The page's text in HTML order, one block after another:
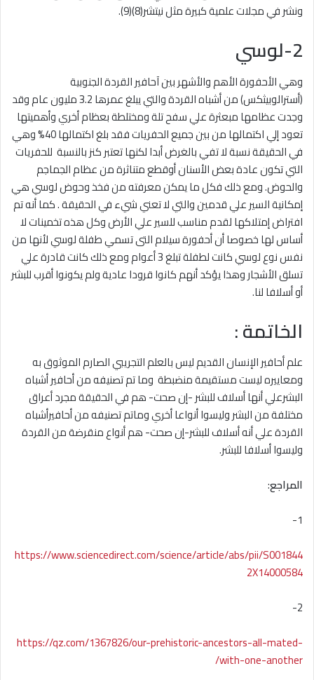
ونشر في مجلات علمية كبيرة مثل نيتشر(8)(9).
2-لوسي
وهي الأحفورة الأهم والأشهر بين آحافير القردة الجنوبية
(أسترالوبيثكس) من أشباه القردة والتي يبلغ عمرها 3.2 مليون عام وقد
وجدت عظامها مبعثرة علي سفح تلة ومختلطة بعظام أخري وأهميتها
تعود إلي اكتمالها من بين جميع الحفريات فقد بلغ اكتمالها 40% وهي
في الحقيقة نسبة لا تفي بالغرض أبدا لكنها تعتبر كنز بالنسبة للحفريات
التي تكون عادة بعض الأسنان أوقطع متناثرة من عظام الجماجم
والحوض. ومع ذلك فكل ما يمكن معرفته من فخذ وحوض لوسي هي
إمكانية السير علي قدمين والتي لا تعني شيء في الحقيقة . كما أنه تم
افتراض إمتلاكها لقدم مناسب للسير علي الأرض وكل هذه تخمينات لا
أساس لها خصوصا أن أحفورة سيلام التى تسمي طفلة لوسي لأنها من
نفس نوع لوسي كانت لطفلة تبلغ 3 أعوام ومع ذلك كانت قادرة علي
تسلق الأشجار وهذا يؤكد أنهم كانوا قرودا عادية ولم يكونوا أقرب للبشر
أو أسلافا لنا.
الخاتمة :
علم أحافير الإنسان القديم ليس بالعلم التجريبي الصارم الموثوق به
ومعاييره ليست مستقيمة منضبطة وما تم تصنيفه من أحافير أشباه
البشرعلي أنها أسلاف للبشر -إن صحت- هم في الحقيقة مجرد أعراق
مختلفة من البشر وليسوا أنواعا أخري وماتم تصنيفه من أحافيرأشباه
القردة علي أنه أسلاف للبشر-إن صحت- هم أنواع منقرضة من القردة
وليسوا أسلافا للبشر.
المراجع:
1-
https://www.sciencedirect.com/science/article/abs/pii/S001844
2X14000584
2-
https://qz.com/1367826/our-prehistoric-ancestors-all-mated-
with-one-another/